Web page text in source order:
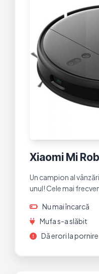
Xiaomi Mi
Un campion al
unul! Cele mai
Nu mai încarcă
Mufa s-a slăbit
Dă erori la pornire